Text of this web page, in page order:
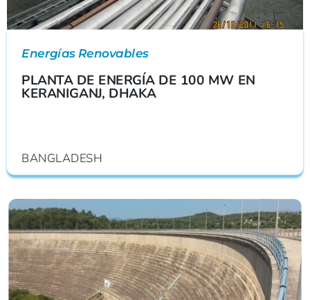
Energías Renovables
PLANTA DE ENERGÍA DE 100 MW EN
KERANIGANJ, DHAKA
BANGLADESH